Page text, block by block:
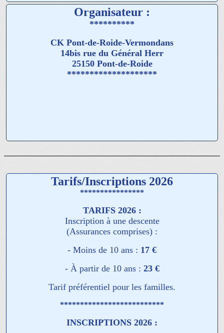
Organisateur :
**********
CK Pont-de-Roide-Vermondans
14bis rue du Général Herr
25150 Pont-de-Roide
********************
Tarifs/Inscriptions 2026
****************
TARIFS 2026 :
Inscription à une descente
(Assurances comprises) :
- Moins de 10 ans : 17 €
- À partir de 10 ans : 23 €
Tarif préférentiel pour les familles.
**************************
INSCRIPTIONS 2026 :